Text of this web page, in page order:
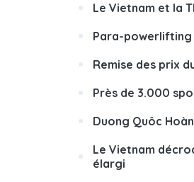
Le Vietnam et la
Para-powerlifting
Remise des prix
Près de 3.000
Duong Quôc
Le Vietnam
élargi